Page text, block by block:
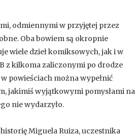
odmiennymi w przyjętej przez
Oba bowiem są okropnie
wiele dzieł komiksowych, jak i w
z kilkoma zaliczonymi po drodze
powieściach można wypełnić
jakimiś wyjątkowymi pomysłami na
nie wydarzyło.
Miguela Ruiza, uczestnika